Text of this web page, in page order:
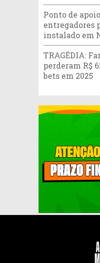
Ponto de
entregadores
instalado em
TRAGÉDIA:
perderam R$
bets em 2025